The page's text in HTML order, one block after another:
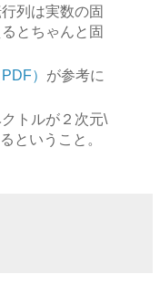
列は実数の固
とちゃんと固
） が参考に
トルが２次元\
ということ。